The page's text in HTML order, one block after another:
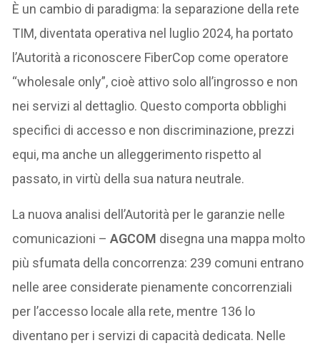
È un cambio di paradigma: la separazione della rete
TIM, diventata operativa nel luglio 2024, ha portato
l’Autorità a riconoscere FiberCop come operatore
“wholesale only”, cioè attivo solo all’ingrosso e non
nei servizi al dettaglio. Questo comporta obblighi
specifici di accesso e non discriminazione, prezzi
equi, ma anche un alleggerimento rispetto al
passato, in virtù della sua natura neutrale.
La nuova analisi dell’Autorità per le garanzie nelle
comunicazioni –AGCOM disegna una mappa molto
più sfumata della concorrenza: 239 comuni entrano
nelle aree considerate pienamente concorrenziali
per l’accesso locale alla rete, mentre 136 lo
diventano per i servizi di capacità dedicata. Nelle